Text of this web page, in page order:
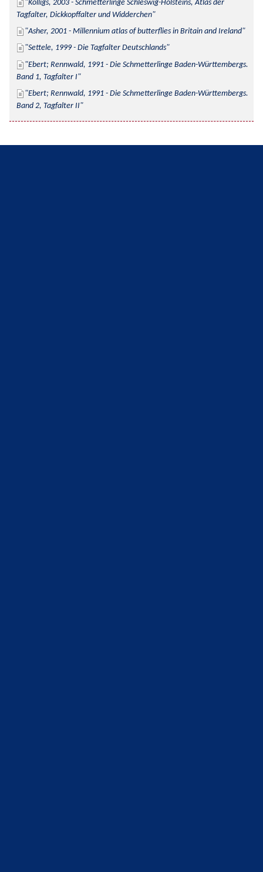
Kolligs, 2003 - Schmetterlinge Schleswig-Holsteins, Atlas der
Tagfalter, Dickkopffalter und Widderchen
Asher, 2001 - Millennium atlas of butterflies in Britain and Ireland
Settele, 1999 - Die Tagfalter Deutschlands
Ebert; Rennwald, 1991 - Die Schmetterlinge Baden-Württembergs.
Band 1, Tagfalter I
Ebert; Rennwald, 1991 - Die Schmetterlinge Baden-Württembergs.
Band 2, Tagfalter II